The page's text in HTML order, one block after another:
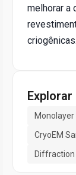
melhorar a
criogênicas.
Monolayer
CryoEM